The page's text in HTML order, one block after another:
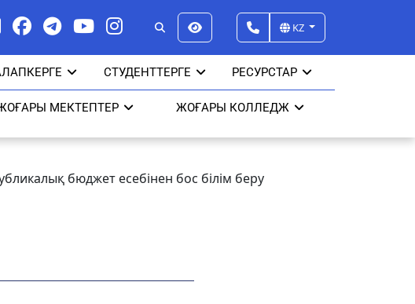
KZ
СТУДЕНТТЕРГЕ РЕСУРСТАР
МЕКТЕПТЕР ЖОҒАРЫ КОЛЛЕДЖ
бюджет есебінен бос білім беру